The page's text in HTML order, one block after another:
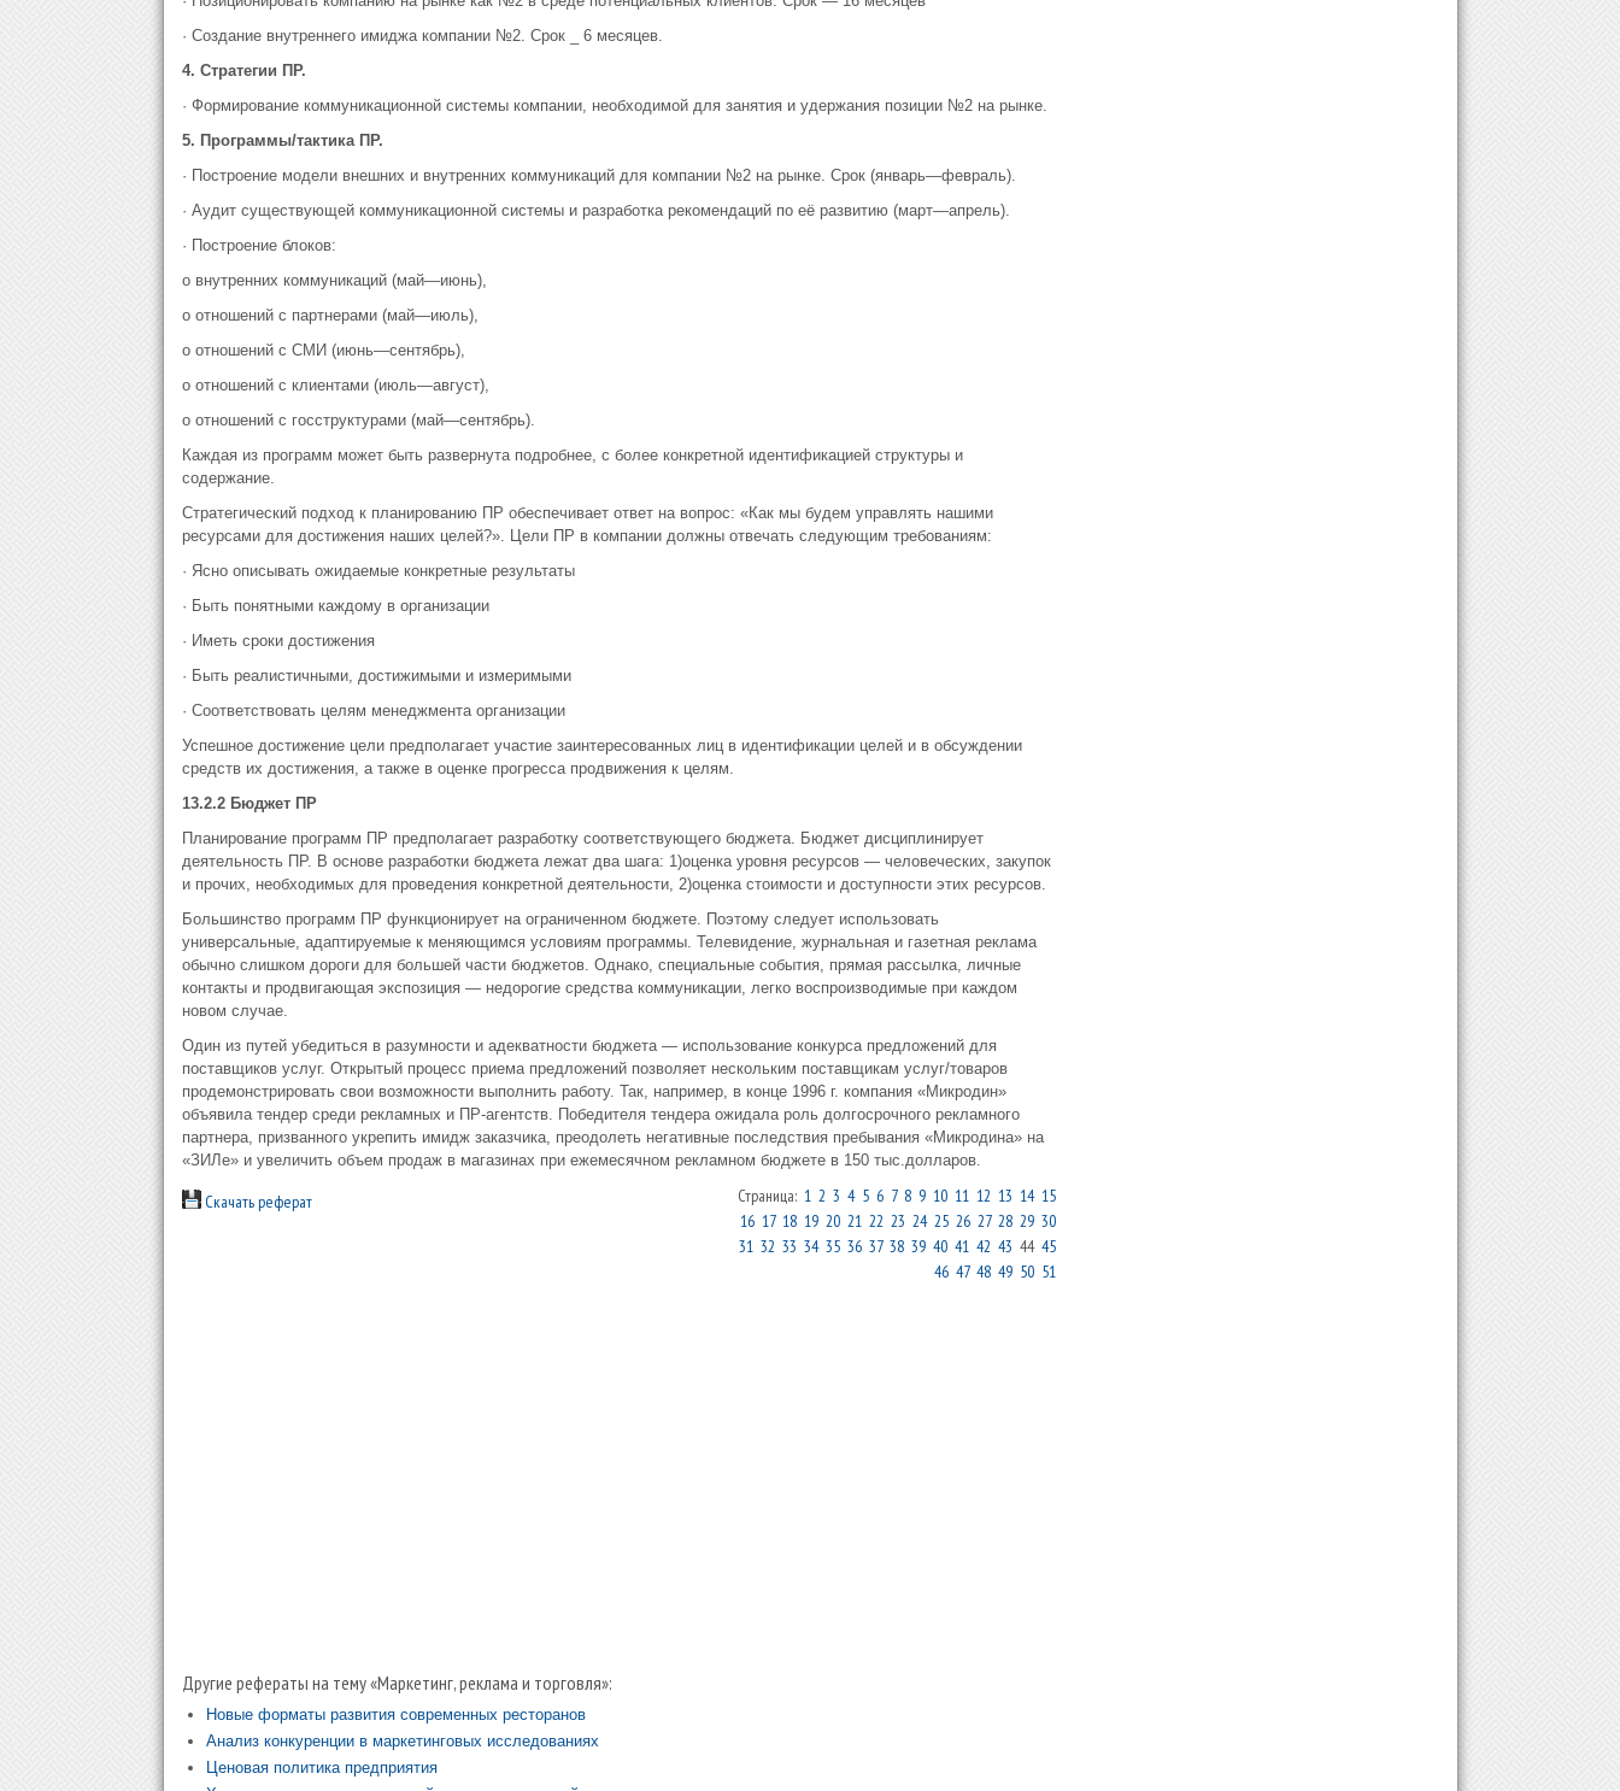
· Создание внутреннего имиджа компании №2. Срок _ 6 месяцев.
4. Стратегии ПР.
· Формирование коммуникационной системы компании, необходимой для занятия и удержания позиции №2 на рынке.
5. Программы/тактика ПР.
· Построение модели внешних и внутренних коммуникаций для компании №2 на рынке. Срок (январь—февраль).
· Аудит существующей коммуникационной системы и разработка рекомендаций по её развитию (март—апрель).
· Построение блоков:
o внутренних коммуникаций (май—июнь),
o отношений с партнерами (май—июль),
o отношений с СМИ (июнь—сентябрь),
o отношений с клиентами (июль—август),
o отношений с госструктурами (май—сентябрь).
Каждая из программ может быть развернута подробнее, с более конкретной идентификацией структуры и
содержание.
Стратегический подход к планированию ПР обеспечивает ответ на вопрос: «Как мы будем управлять нашими
ресурсами для достижения наших целей?». Цели ПР в компании должны отвечать следующим требованиям:
· Ясно описывать ожидаемые конкретные результаты
· Быть понятными каждому в организации
· Иметь сроки достижения
· Быть реалистичными, достижимыми и измеримыми
· Соответствовать целям менеджмента организации
Успешное достижение цели предполагает участие заинтересованных лиц в идентификации целей и в обсуждении
средств их достижения, а также в оценке прогресса продвижения к целям.
13.2.2 Бюджет ПР
Планирование программ ПР предполагает разработку соответствующего бюджета. Бюджет дисциплинирует
деятельность ПР. В основе разработки бюджета лежат два шага: 1)оценка уровня ресурсов — человеческих, закупок
и прочих, необходимых для проведения конкретной деятельности, 2)оценка стоимости и доступности этих ресурсов.
Большинство программ ПР функционирует на ограниченном бюджете. Поэтому следует использовать
универсальные, адаптируемые к меняющимся условиям программы. Телевидение, журнальная и газетная реклама
обычно слишком дороги для большей части бюджетов. Однако, специальные события, прямая рассылка, личные
контакты и продвигающая экспозиция — недорогие средства коммуникации, легко воспроизводимые при каждом
новом случае.
Один из путей убедиться в разумности и адекватности бюджета — использование конкурса предложений для
поставщиков услуг. Открытый процесс приема предложений позволяет нескольким поставщикам услуг/товаров
продемонстрировать свои возможности выполнить работу. Так, например, в конце 1996 г. компания «Микродин»
объявила тендер среди рекламных и ПР-агентств. Победителя тендера ожидала роль долгосрочного рекламного
партнера, призванного укрепить имидж заказчика, преодолеть негативные последствия пребывания «Микродина» на
«ЗИЛе» и увеличить объем продаж в магазинах при ежемесячном рекламном бюджете в 150 тыс.долларов.
Скачать реферат Страница: 1 2 3 4 5 6 7 8 9 10 11 12 13 14 15
16 17 18 19 20 21 22 23 24 25 26 27 28 29 30
31 32 33 34 35 36 37 38 39 40 41 42 43 44 45
46 47 48 49 50 51
Другие рефераты на тему «Маркетинг, реклама и торговля»:
Новые форматы развития современных ресторанов
Анализ конкуренции в маркетинговых исследованиях
Ценовая политика предприятия